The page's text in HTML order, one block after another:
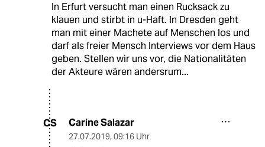
In Erfurt versucht man einen Rucksack zu
klauen und stirbt in u-Haft. In Dresden geht
man mit einer Machete auf Menschen los und
darf als freier Mensch Interviews vor dem Haus
geben. Stellen wir uns vor, die Nationalitäten
der Akteure wären andersrum...
CS Carine Salazar
27.07.2019, 09:16 Uhr